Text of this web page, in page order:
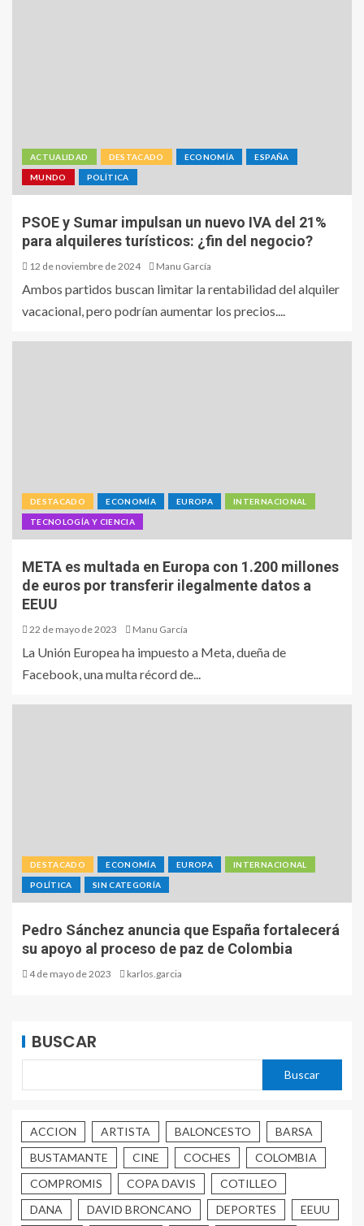
ACTUALIDAD DESTACADO ECONOMÍA ESPAÑA
MUNDO POLÍTICA
PSOE y Sumar impulsan un nuevo IVA del 21%
para alquileres turísticos: ¿fin del negocio?
12 de noviembre de 2024 Manu García
Ambos partidos buscan limitar la rentabilidad del alquiler
vacacional, pero podrían aumentar los precios....
DESTACADO ECONOMÍA EUROPA INTERNACIONAL
TECNOLOGÍA Y CIENCIA
META es multada en Europa con 1.200 millones
de euros por transferir ilegalmente datos a
EEUU
22 de mayo de 2023 Manu García
La Unión Europea ha impuesto a Meta, dueña de
Facebook, una multa récord de...
DESTACADO ECONOMÍA EUROPA INTERNACIONAL
POLÍTICA SIN CATEGORÍA
Pedro Sánchez anuncia que España fortalecerá
su apoyo al proceso de paz de Colombia
4 de mayo de 2023 karlos.garcia
BUSCAR
Buscar
ACCION ARTISTA BALONCESTO
BARSA
BUSTAMANTE
CINE COCHES
COLOMBIA
COMPROMIS
COPA DAVIS
COTILLEO
DANA
DAVID BRONCANO DEPORTES EEUU